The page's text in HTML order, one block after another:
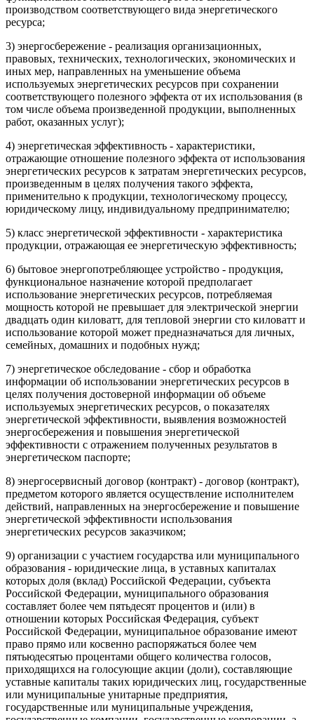
производством соответствующего вида энергетического
ресурса;
3) энергосбережение - реализация организационных,
правовых, технических, технологических, экономических и
иных мер, направленных на уменьшение объема
используемых энергетических ресурсов при сохранении
соответствующего полезного эффекта от их использования (в
том числе объема произведенной продукции, выполненных
работ, оказанных услуг);
4) энергетическая эффективность - характеристики,
отражающие отношение полезного эффекта от использования
энергетических ресурсов к затратам энергетических ресурсов,
произведенным в целях получения такого эффекта,
применительно к продукции, технологическому процессу,
юридическому лицу, индивидуальному предпринимателю;
5) класс энергетической эффективности - характеристика
продукции, отражающая ее энергетическую эффективность;
6) бытовое энергопотребляющее устройство - продукция,
функциональное назначение которой предполагает
использование энергетических ресурсов, потребляемая
мощность которой не превышает для электрической энергии
двадцать один киловатт, для тепловой энергии сто киловатт и
использование которой может предназначаться для личных,
семейных, домашних и подобных нужд;
7) энергетическое обследование - сбор и обработка
информации об использовании энергетических ресурсов в
целях получения достоверной информации об объеме
используемых энергетических ресурсов, о показателях
энергетической эффективности, выявления возможностей
энергосбережения и повышения энергетической
эффективности с отражением полученных результатов в
энергетическом паспорте;
8) энергосервисный договор (контракт) - договор (контракт),
предметом которого является осуществление исполнителем
действий, направленных на энергосбережение и повышение
энергетической эффективности использования
энергетических ресурсов заказчиком;
9) организации с участием государства или муниципального
образования - юридические лица, в уставных капиталах
которых доля (вклад) Российской Федерации, субъекта
Российской Федерации, муниципального образования
составляет более чем пятьдесят процентов и (или) в
отношении которых Российская Федерация, субъект
Российской Федерации, муниципальное образование имеют
право прямо или косвенно распоряжаться более чем
пятьюдесятью процентами общего количества голосов,
приходящихся на голосующие акции (доли), составляющие
уставные капиталы таких юридических лиц, государственные
или муниципальные унитарные предприятия,
государственные или муниципальные учреждения,